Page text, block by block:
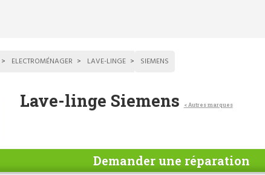
ELECTROMÉNAGER LAVE-LINGE SIEMENS
Lave-linge Siemens < Autres marques
Demander une réparation